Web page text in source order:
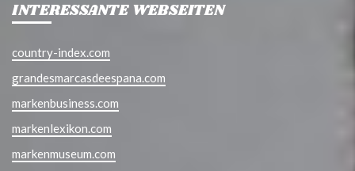
INTERESSANTE WEBSEITEN
country-index.com
grandesmarcasdeespana.com
markenbusiness.com
markenlexikon.com
markenmuseum.com